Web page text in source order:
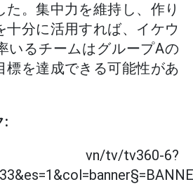
た。集中力を維持し、作り
十分に活用すれば、イケウ
いるチームはグループAの
標を達成できる可能性があ
:
tv/tv360-6?